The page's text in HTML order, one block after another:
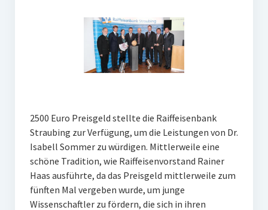
2500 Euro Preisgeld stellte die Raiffeisenbank
Straubing zur Verfügung, um die Leistungen von Dr.
Isabell Sommer zu würdigen. Mittlerweile eine
schöne Tradition, wie Raiffeisenvorstand Rainer
Haas ausführte, da das Preisgeld mittlerweile zum
fünften Mal vergeben wurde, um junge
Wissenschaftler zu fördern, die sich in ihren